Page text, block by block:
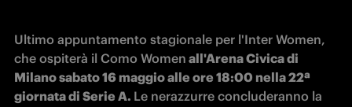
Ultimo appuntamento stagionale per l'Inter Women,
che ospiterà il Como Women all'Arena Civica di
Milano sabato 16 maggio alle ore 18:00 nella 22ª
giornata di Serie A. Le nerazzurre concluderanno la